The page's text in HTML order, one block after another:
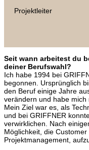
Projektleiter
Seit wann arbeitest du
deiner Berufswahl?
Ich habe 1994 bei
begonnen. Ursprünglich
den Beruf einige Jahre
verändern und habe mich
Mein Ziel war es, als
und bei GRIFFNER
verwirklichen. Nach
Möglichkeit, die
Projektmanagement,